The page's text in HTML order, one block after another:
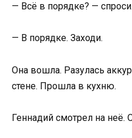
— Всё в порядке? —
— В порядке. Заходи.
Она вошла. Разулась
стене. Прошла в кухню.
Геннадий смотрел на неё.